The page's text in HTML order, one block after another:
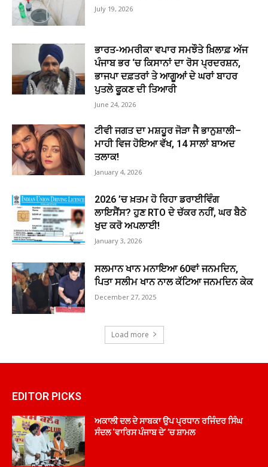
July 19, 2026
ਭਾਰਤ-ਅਮਰੀਕਾ ਵਪਾਰ ਸਮਝੌਤੇ ਖ਼ਿਲਾਫ਼ ਅੱਜ
ਪੰਜਾਬ ਭਰ ‘ਚ ਕਿਸਾਨਾਂ ਦਾ ਰੋਸ ਪ੍ਰਦਰਸ਼ਨ,
ਭਾਜਪਾ ਦਫ਼ਤਰਾਂ ਤੇ ਆਗੂਆਂ ਦੇ ਘਰਾਂ ਬਾਹਰ
ਪੁਤਲੇ ਫੂਕਣ ਦੀ ਤਿਆਰੀ
June 24, 2026
ਟੀਵੀ ਜਗਤ ਦਾ ਮਸ਼ਹੂਰ ਜੋੜਾ ਜੈ ਭਾਨੁਸ਼ਾਲੀ–
ਮਾਹੀ ਵਿਜ ਹੋਇਆ ਵੱਖ, 14 ਸਾਲਾਂ ਬਾਅਦ
ਤਲਾਕ!
January 4, 2026
2026 ’ਚ ਖ਼ਤਮ ਹੋ ਰਿਹਾ ਡਰਾਈਵਿੰਗ
ਲਾਇਸੈਂਸ? ਹੁਣ RTO ਦੇ ਚੱਕਰ ਨਹੀਂ, ਘਰ ਬੈਠੇ
ਖੁਦ ਕਰੋ ਅਪਲਾਈ!
January 3, 2026
ਸਲਮਾਨ ਖਾਨ ਮਨਾਇਆ 60ਵਾਂ ਜਨਮਦਿਨ,
ਪਿਤਾ ਸਲੀਮ ਖਾਨ ਨਾਲ ਕੱਟਿਆ ਜਨਮਦਿਨ ਕੇਕ
December 27, 2025
Load more
EDITOR PICKS
ਅਕਾਲੀ ਦਲ ਦੇ ਸਾਬਕਾ ਉਪ ਪ੍ਰਧਾਨ ਰਜਿੰਦਰ ਸਿੰਘ
ਸੰਦਲ ‘ਵਾਰਿਸ ਪੰਜਾਬ ਦੇ’ ’ਚ ਸ਼ਾਮਲ